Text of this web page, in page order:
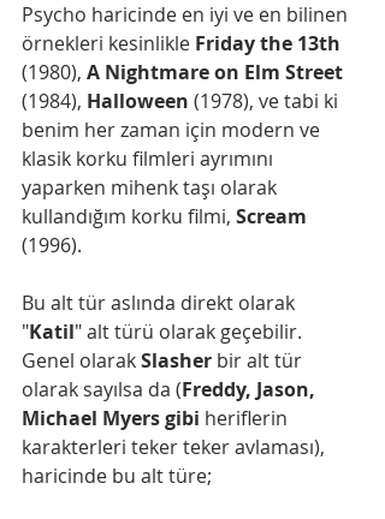
Psycho haricinde en iyi ve en bilinen
örnekleri kesinlikle Friday the 13th
(1980), A Nightmare on Elm Street
(1984), Halloween (1978), ve tabi ki
benim her zaman için modern ve
klasik korku filmleri ayrımını
yaparken mihenk taşı olarak
kullandığım korku filmi, Scream
(1996).
Bu alt tür aslında direkt olarak
"Katil" alt türü olarak geçebilir.
Genel olarak Slasher bir alt tür
olarak sayılsa da (Freddy, Jason,
Michael Myers gibi heriflerin
karakterleri teker teker avlaması),
haricinde bu alt türe;